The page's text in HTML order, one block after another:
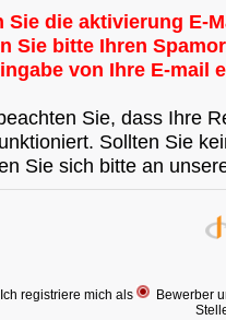
Sie die aktivierung E-
Sie bitte Ihren
von Ihre E-mail
Sie, dass Ihre
Sollten Sie
Sie sich bitte an
Ich registriere mich als
Bewerber